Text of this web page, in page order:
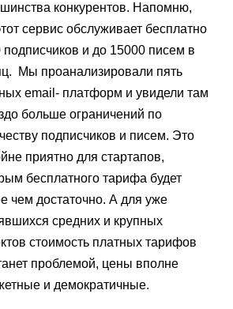
конкурентов. Напомню,
сервис обслуживает бесплатно
подписчиков и до 15000 писем в
Мы проанализировали пять
email- платформ и увидели там
больше ограничений по
подписчиков и писем. Это
приятно для стартапов,
бесплатного тарифа будет
чем достаточно. А для уже
средних и крупных
стоимость платных тарифов
проблемой, цены вполне
и демократичные.